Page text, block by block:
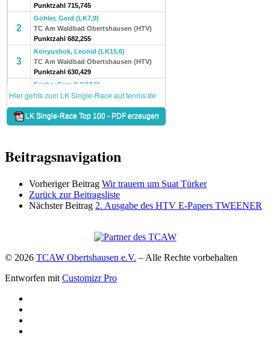
Beitragsnavigation
Vorheriger Beitrag Wir trauern um Suat Türker
Zurück zur Beitragsliste
Nächster Beitrag 2. Ausgabe des HTV E-Papers TWEENER
© 2026 TCAW Obertshausen e.V. – Alle Rechte vorbehalten
Entworfen mit Customizr Pro